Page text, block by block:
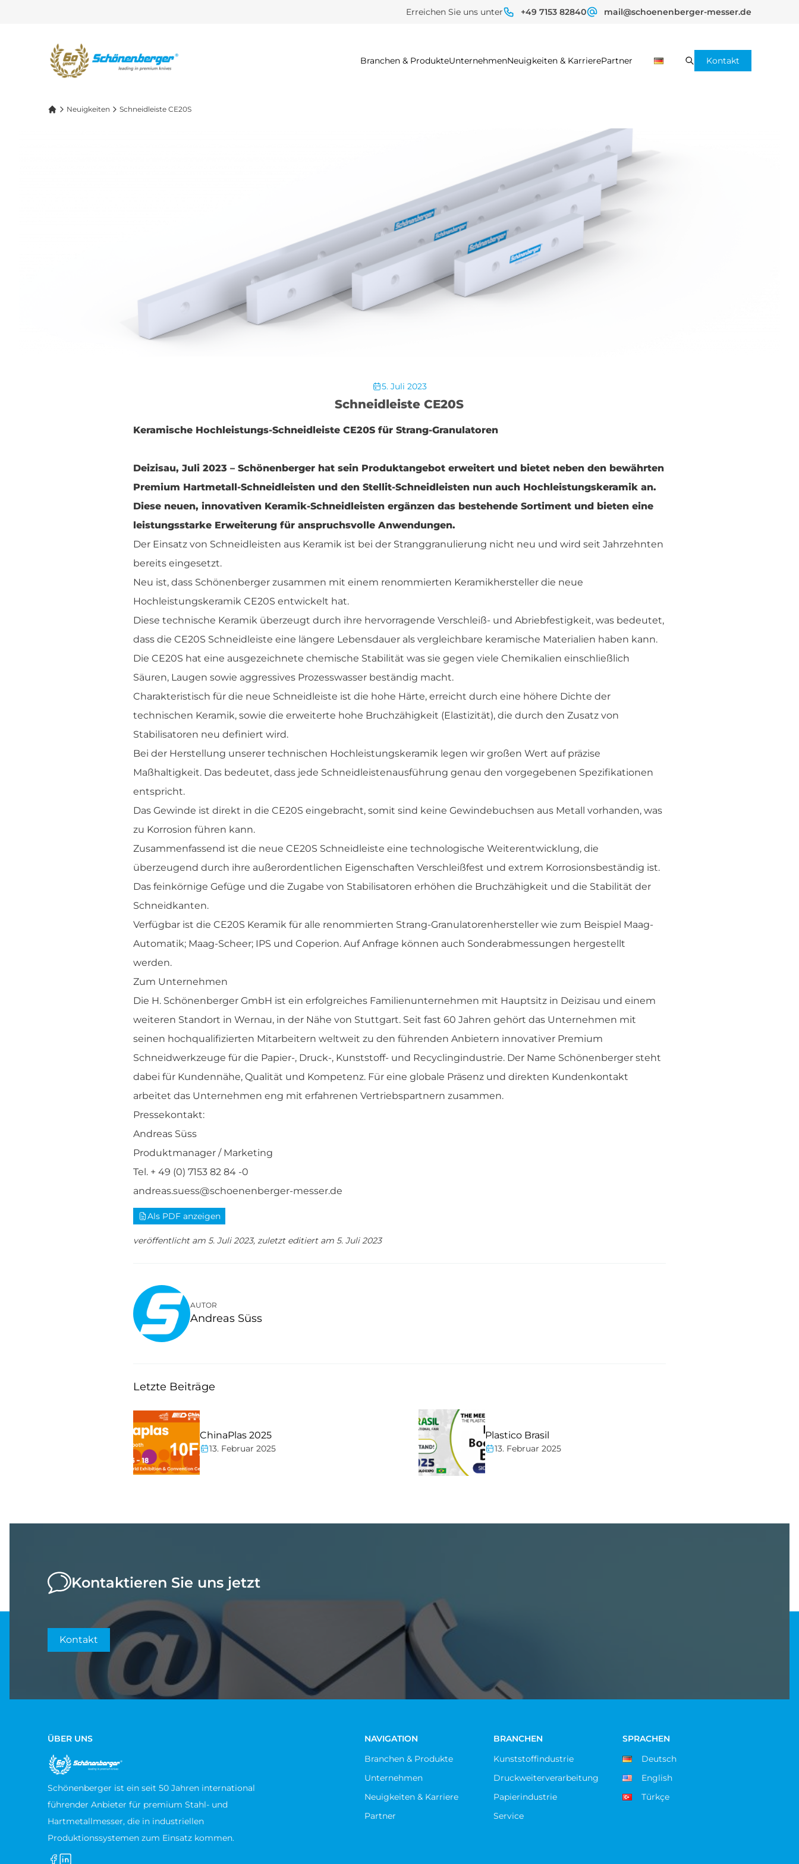
Erreichen Sie uns unter +49 7153 82840 mail@schoenenberger-messer.de
Branchen & ProdukteUnternehmenNeuigkeiten & KarrierePartner Kontakt
Neuigkeiten Schneidleiste CE20S
5. Juli 2023
Schneidleiste CE20S
Keramische Hochleistungs-Schneidleiste CE20S für Strang-Granulatoren
Deizisau, Juli 2023 – Schönenberger hat sein Produktangebot erweitert und bietet neben den bewährten
Premium Hartmetall-Schneidleisten und den Stellit-Schneidleisten nun auch Hochleistungskeramik an.
Diese neuen, innovativen Keramik-Schneidleisten ergänzen das bestehende Sortiment und bieten eine
leistungsstarke Erweiterung für anspruchsvolle Anwendungen.
Der Einsatz von Schneidleisten aus Keramik ist bei der Stranggranulierung nicht neu und wird seit Jahrzehnten
bereits eingesetzt.
Neu ist, dass Schönenberger zusammen mit einem renommierten Keramikhersteller die neue
Hochleistungskeramik CE20S entwickelt hat.
Diese technische Keramik überzeugt durch ihre hervorragende Verschleiß- und Abriebfestigkeit, was bedeutet,
dass die CE20S Schneidleiste eine längere Lebensdauer als vergleichbare keramische Materialien haben kann.
Die CE20S hat eine ausgezeichnete chemische Stabilität was sie gegen viele Chemikalien einschließlich
Säuren, Laugen sowie aggressives Prozesswasser beständig macht.
Charakteristisch für die neue Schneidleiste ist die hohe Härte, erreicht durch eine höhere Dichte der
technischen Keramik, sowie die erweiterte hohe Bruchzähigkeit (Elastizität), die durch den Zusatz von
Stabilisatoren neu definiert wird.
Bei der Herstellung unserer technischen Hochleistungskeramik legen wir großen Wert auf präzise
Maßhaltigkeit. Das bedeutet, dass jede Schneidleistenausführung genau den vorgegebenen Spezifikationen
entspricht.
Das Gewinde ist direkt in die CE20S eingebracht, somit sind keine Gewindebuchsen aus Metall vorhanden, was
zu Korrosion führen kann.
Zusammenfassend ist die neue CE20S Schneidleiste eine technologische Weiterentwicklung, die
überzeugend durch ihre außerordentlichen Eigenschaften Verschleißfest und extrem Korrosionsbeständig ist.
Das feinkörnige Gefüge und die Zugabe von Stabilisatoren erhöhen die Bruchzähigkeit und die Stabilität der
Schneidkanten.
Verfügbar ist die CE20S Keramik für alle renommierten Strang-Granulatorenhersteller wie zum Beispiel Maag-
Automatik; Maag-Scheer; IPS und Coperion. Auf Anfrage können auch Sonderabmessungen hergestellt
werden.
Zum Unternehmen
Die H. Schönenberger GmbH ist ein erfolgreiches Familienunternehmen mit Hauptsitz in Deizisau und einem
weiteren Standort in Wernau, in der Nähe von Stuttgart. Seit fast 60 Jahren gehört das Unternehmen mit
seinen hochqualifizierten Mitarbeitern weltweit zu den führenden Anbietern innovativer Premium
Schneidwerkzeuge für die Papier-, Druck-, Kunststoff- und Recyclingindustrie. Der Name Schönenberger steht
dabei für Kundennähe, Qualität und Kompetenz. Für eine globale Präsenz und direkten Kundenkontakt
arbeitet das Unternehmen eng mit erfahrenen Vertriebspartnern zusammen.
Pressekontakt:
Andreas Süss
Produktmanager / Marketing
Tel. + 49 (0) 7153 82 84 -0
andreas.suess@schoenenberger-messer.de
Als PDF anzeigen
veröffentlicht am 5. Juli 2023, zuletzt editiert am 5. Juli 2023
AUTOR
Andreas Süss
Letzte Beiträge
ChinaPlas 2025
13. Februar 2025
Plastico Brasil
13. Februar 2025
Kontaktieren Sie uns jetzt
Kontakt
ÜBER UNS
Schönenberger ist ein seit 50 Jahren international
führender Anbieter für premium Stahl- und
Hartmetallmesser, die in industriellen
Produktionssystemen zum Einsatz kommen.
NAVIGATION
Branchen & Produkte
Unternehmen
Neuigkeiten & Karriere
Partner
BRANCHEN
Kunststoffindustrie
Druckweiterverarbeitung
Papierindustrie
Service
SPRACHEN
Deutsch
English
Türkçe